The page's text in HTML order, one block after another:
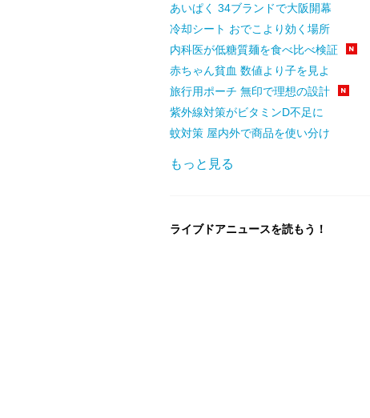
あいぱく 34ブランドで大阪開幕
冷却シート おでこより効く場所
内科医が低糖質麺を食べ比べ検証
赤ちゃん貧血 数値より子を見よ
旅行用ポーチ 無印で理想の設計
紫外線対策がビタミンD不足に
蚊対策 屋内外で商品を使い分け
もっと見る
ライブドアニュースを読もう！